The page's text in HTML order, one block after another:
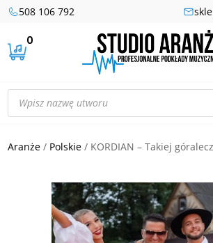
508 106 792
0
Wyszukiwarka
produktów
Aranże / Polskie / KORDIAN – Takiej